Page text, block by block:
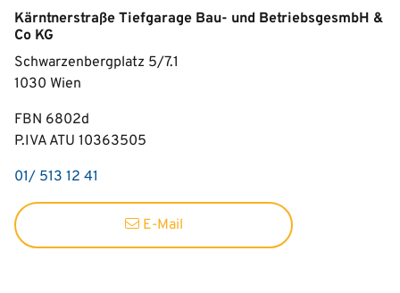
Kärntnerstraße Tiefgarage Bau- und BetriebsgesmbH &
Co KG
Schwarzenbergplatz 5/7.1
1030 Wien
FBN 6802d
P.IVA ATU 10363505
01/ 513 12 41
E-Mail